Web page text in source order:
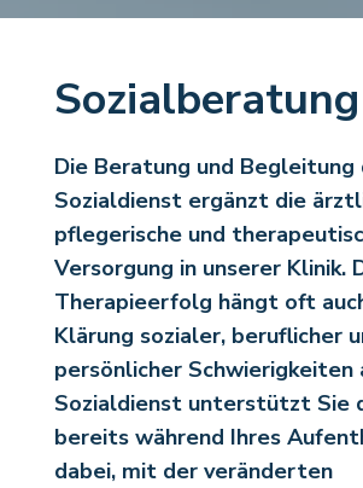
Sozialberatung
Die Beratung und Begleitung
Sozialdienst ergänzt die
pflegerische und
Versorgung in unserer Klinik.
Therapieerfolg hängt oft
Klärung sozialer, beruflicher
persönlicher Schwierigkeiten
Sozialdienst unterstützt Sie
bereits während Ihres
dabei, mit der veränderten